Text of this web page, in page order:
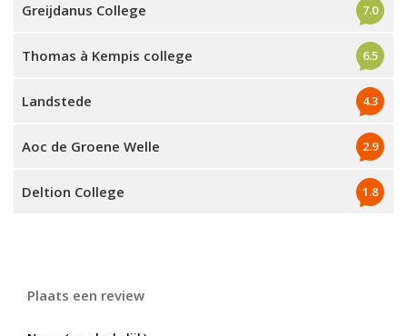
Greijdanus College 7.0
Thomas à Kempis college 6.5
Landstede 4.3
Aoc de Groene Welle 2.9
Deltion College 1.8
Plaats een review